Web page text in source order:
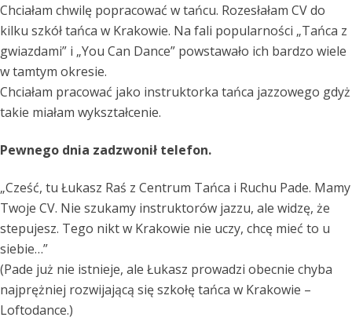
Chciałam chwilę popracować w tańcu. Rozesłałam CV do
kilku szkół tańca w Krakowie. Na fali popularności „Tańca z
gwiazdami” i „You Can Dance” powstawało ich bardzo wiele
w tamtym okresie.
Chciałam pracować jako instruktorka tańca jazzowego gdyż
takie miałam wykształcenie.
Pewnego dnia zadzwonił telefon.
„Cześć, tu Łukasz Raś z Centrum Tańca i Ruchu Pade. Mamy
Twoje CV. Nie szukamy instruktorów jazzu, ale widzę, że
stepujesz. Tego nikt w Krakowie nie uczy, chcę mieć to u
siebie…”
(Pade już nie istnieje, ale Łukasz prowadzi obecnie chyba
najprężniej rozwijającą się szkołę tańca w Krakowie –
Loftodance.)